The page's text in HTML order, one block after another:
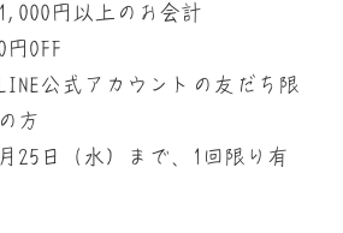
円以上のお会計
OFF
公式アカウントの友だち限
方
25日（水）まで、1回限り有